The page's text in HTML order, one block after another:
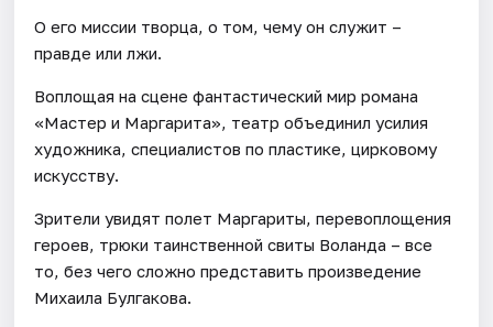
О его миссии творца, о том, чему он служит –
правде или лжи.
Воплощая на сцене фантастический мир романа
«Мастер и Маргарита», театр объединил усилия
художника, специалистов по пластике, цирковому
искусству.
Зрители увидят полет Маргариты, перевоплощения
героев, трюки таинственной свиты Воланда – все
то, без чего сложно представить произведение
Михаила Булгакова.